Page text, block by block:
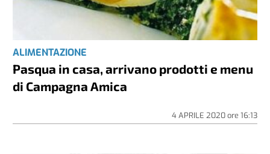
ALIMENTAZIONE
Pasqua in casa, arrivano prodotti e menu
di Campagna Amica
4 APRILE 2020ore 16:13